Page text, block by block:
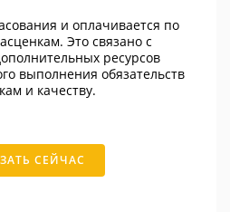
и оплачивается по
Это связано с
ресурсов
выполнения обязательств
и качеству.
СЕЙЧАС